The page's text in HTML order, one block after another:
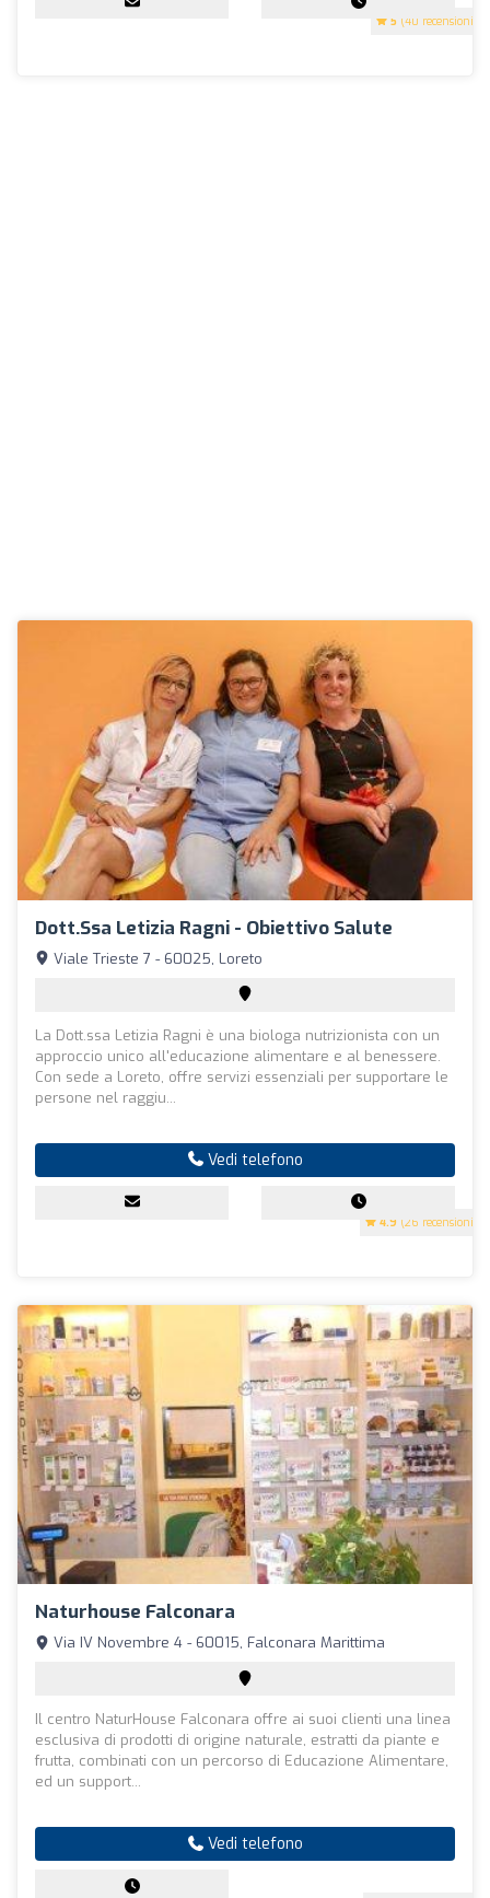
5 (40 recensioni)
Dott.ssa Letizia Ragni - Obiettivo Salute
4.9 (26 recensioni)
Viale Trieste 7 - 60025, Loreto
La Dott.ssa Letizia Ragni è una biologa nutrizionista con un
approccio unico all'educazione alimentare e al benessere.
Con sede a Loreto, offre servizi essenziali per supportare le
persone nel raggiu...
Vedi telefono
Naturhouse Falconara
Via IV Novembre 4 - 60015, Falconara Marittima
Il centro NaturHouse Falconara offre ai suoi clienti una linea
esclusiva di prodotti di origine naturale, estratti da piante e
frutta, combinati con un percorso di Educazione Alimentare,
ed un support...
Vedi telefono